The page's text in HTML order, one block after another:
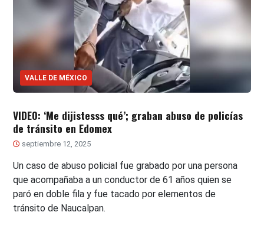
VALLE DE MÉXICO
VIDEO: ‘Me dijistesss qué’; graban abuso de policías
de tránsito en Edomex
septiembre 12, 2025
Un caso de abuso policial fue grabado por una persona
que acompañaba a un conductor de 61 años quien se
paró en doble fila y fue tacado por elementos de
tránsito de Naucalpan.